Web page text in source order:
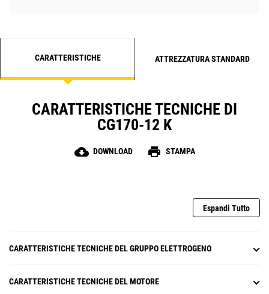
CARATTERISTICHE ATTREZZATURA STANDARD
CARATTERISTICHE TECNICHE DI
CG170-12 K
cloud_download DOWNLOAD print STAMPA
Espandi Tutto
CARATTERISTICHE TECNICHE DEL GRUPPO ELETTROGENO
CARATTERISTICHE TECNICHE DEL MOTORE